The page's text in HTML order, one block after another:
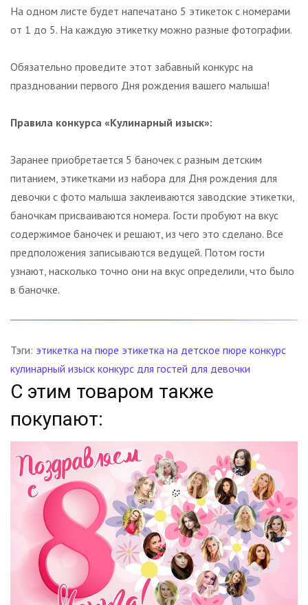
На одном листе будет напечатано 5 этикеток с номерами
от 1 до 5. На каждую этикетку можно разные фотографии.
Обязательно проведите этот забавный конкурс на
праздновании первого Дня рождения вашего малыша!
Правила конкурса «Кулинарный изыск»:
Заранее приобретается 5 баночек с разным детским
питанием, этикетками из набора для Дня рождения для
девочки с фото малыша заклеиваются заводские этикетки,
баночкам присваиваются номера. Гости пробуют на вкус
содержимое баночек и решают, из чего это сделано. Все
предположения записываются ведущей. Потом гости
узнают, насколько точно они на вкус определили, что было
в баночке.
Тэги: этикетка на пюре этикетка на детское пюре конкурс
кулинарный изыск конкурс для гостей для девочки
С этим товаром также
покупают: